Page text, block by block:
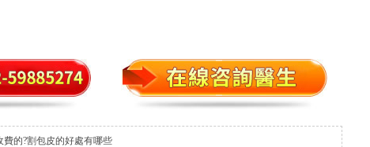
的?割包皮的好處有哪些